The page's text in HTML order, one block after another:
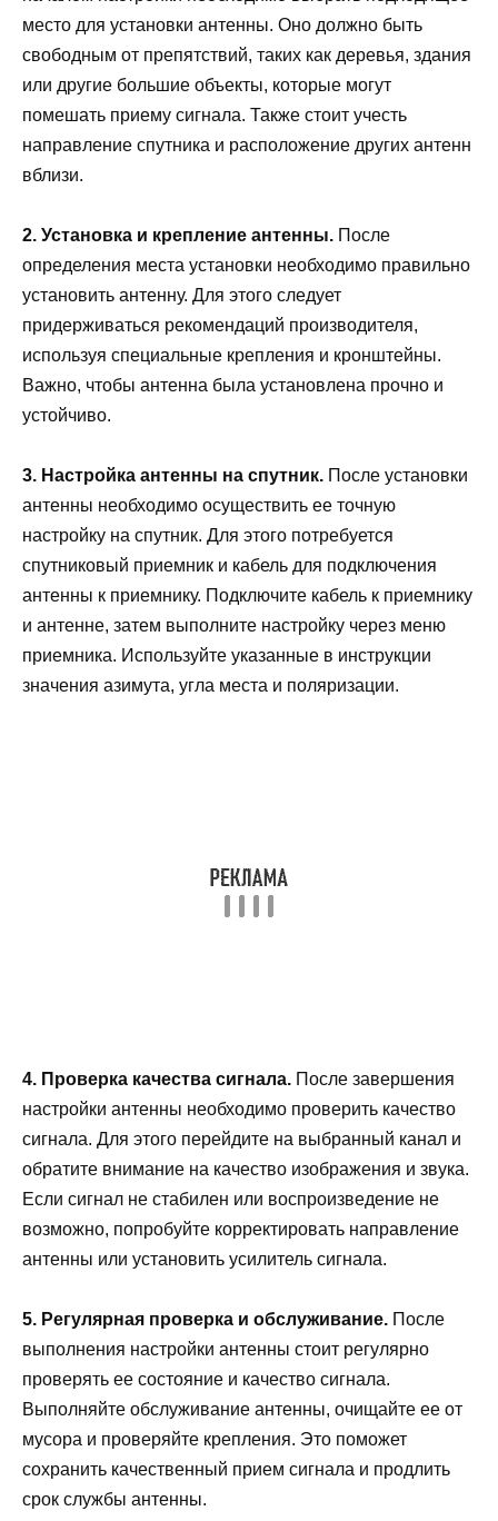
место для установки антенны. Оно должно быть
свободным от препятствий, таких как деревья, здания
или другие большие объекты, которые могут
помешать приему сигнала. Также стоит учесть
направление спутника и расположение других антенн
вблизи.
2. Установка и крепление антенны. После
определения места установки необходимо правильно
установить антенну. Для этого следует
придерживаться рекомендаций производителя,
используя специальные крепления и кронштейны.
Важно, чтобы антенна была установлена прочно и
устойчиво.
3. Настройка антенны на спутник. После установки
антенны необходимо осуществить ее точную
настройку на спутник. Для этого потребуется
спутниковый приемник и кабель для подключения
антенны к приемнику. Подключите кабель к приемнику
и антенне, затем выполните настройку через меню
приемника. Используйте указанные в инструкции
значения азимута, угла места и поляризации.
4. Проверка качества сигнала. После завершения
настройки антенны необходимо проверить качество
сигнала. Для этого перейдите на выбранный канал и
обратите внимание на качество изображения и звука.
Если сигнал не стабилен или воспроизведение не
возможно, попробуйте корректировать направление
антенны или установить усилитель сигнала.
5. Регулярная проверка и обслуживание. После
выполнения настройки антенны стоит регулярно
проверять ее состояние и качество сигнала.
Выполняйте обслуживание антенны, очищайте ее от
мусора и проверяйте крепления. Это поможет
сохранить качественный прием сигнала и продлить
срок службы антенны.